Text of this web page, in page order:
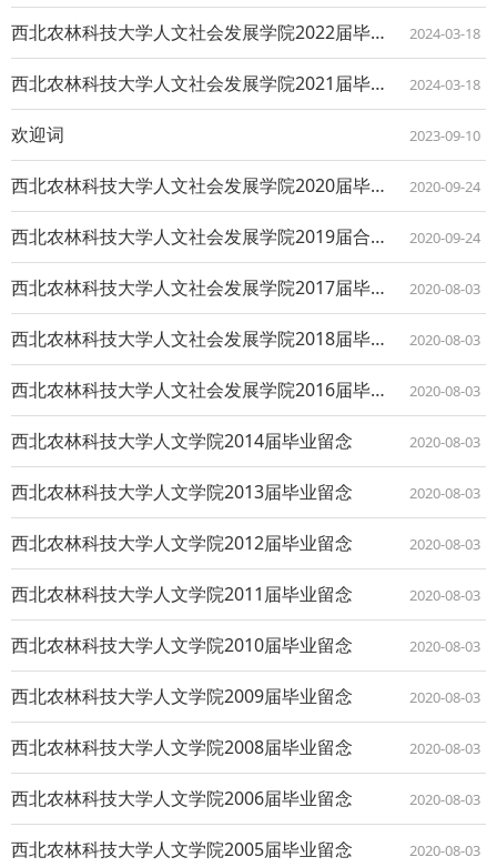
西北农林科技大学人文社会发展学院2022届毕业留念 2024-03-18
西北农林科技大学人文社会发展学院2021届毕业留念 2024-03-18
欢迎词 2023-09-10
西北农林科技大学人文社会发展学院2020届毕业留念 2020-09-24
西北农林科技大学人文社会发展学院2019届合影留念 2020-09-24
西北农林科技大学人文社会发展学院2017届毕业留念 2020-08-03
西北农林科技大学人文社会发展学院2018届毕业留念 2020-08-03
西北农林科技大学人文社会发展学院2016届毕业留念 2020-08-03
西北农林科技大学人文学院2014届毕业留念 2020-08-03
西北农林科技大学人文学院2013届毕业留念 2020-08-03
西北农林科技大学人文学院2012届毕业留念 2020-08-03
西北农林科技大学人文学院2011届毕业留念 2020-08-03
西北农林科技大学人文学院2010届毕业留念 2020-08-03
西北农林科技大学人文学院2009届毕业留念 2020-08-03
西北农林科技大学人文学院2008届毕业留念 2020-08-03
西北农林科技大学人文学院2006届毕业留念 2020-08-03
西北农林科技大学人文学院2005届毕业留念 2020-08-03